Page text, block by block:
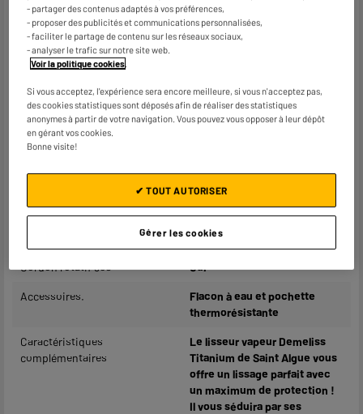
Caractéristiques
Marque
Matière du revêtement
chauffant
Titanium
Puissance (W)
Thermostat
Température maximale (°C) 230°C
2,3m
Cordon rotatif 360° Oui
Accessoires.
Flacon à eau et pochette
thermorésistante
Caractéristiques
complémentaires
Le lisseur vapeur Demeliss
Titanium de Saint Algue vous
offre un lissage parfait avec
un maximum de protection !
Il vous séduira par ses
- partager des contenus adaptés à vos préférences,
- proposer des publicités et communications personnalisées,
- faciliter le partage de contenu sur les réseaux sociaux,
- analyser le trafic sur notre site web.
Voir la politique cookies.
Si vous acceptez, l'expérience sera encore meilleure, si vous n'acceptez pas,
des cookies statistiques sont déposés afin de réaliser des statistiques
anonymes à partir de votre navigation. Vous pouvez vous opposer à leur dépôt
en gérant vos cookies.
Bonne visite!
Gérer les cookies
✔ TOUT AUTORISER